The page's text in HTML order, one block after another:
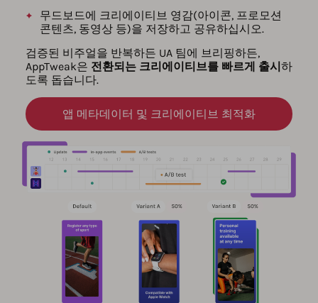
무드보드에 크리에이티브 영감(아이콘, 프로모션
콘텐츠, 동영상 등)을 저장하고 공유하십시오.
검증된 비주얼을 반복하든 UA 팀에 브리핑하든,
AppTweak은 전환되는 크리에이티브를 빠르게 출시하
도록 돕습니다.
앱 메타데이터 및 크리에이티브 최적화